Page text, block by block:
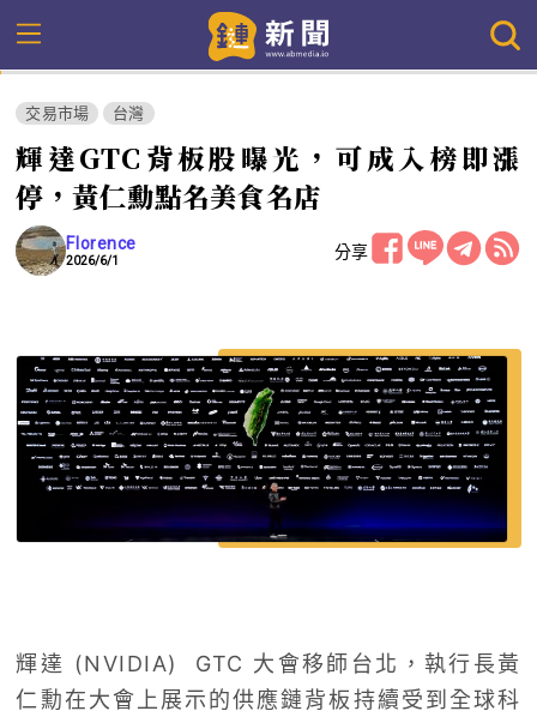
交易市場 台灣
輝達GTC背板股曝光，可成入榜即漲
停，黃仁勳點名美食名店
Florence
2026/6/1 分享
輝達 (NVIDIA) GTC 大會移師台北，執行長黃
仁勳在大會上展示的供應鏈背板持續受到全球科